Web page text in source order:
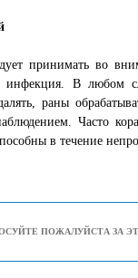
принимать во
инфекция. В любом
раны
Часто
в течение
ПОЖАЛУЙСТА ЗА